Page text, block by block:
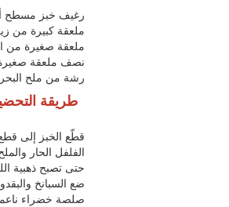
رغيف خبز مسطح أو
ملعقة كبيرة من
ملعقة صغيرة من
نصف ملعقة صغيرة
رشة من ملح البحر
طريقة
قطّع الخبز إلى
حتى تصبح ذهبية
ضع السبانخ
صلصة خضراء